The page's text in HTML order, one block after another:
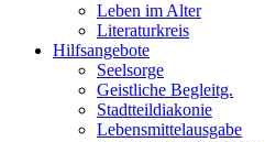
Leben im Alter
Literaturkreis
Hilfsangebote
Seelsorge
Geistliche Begleitg.
Stadtteildiakonie
Lebensmittelausgabe